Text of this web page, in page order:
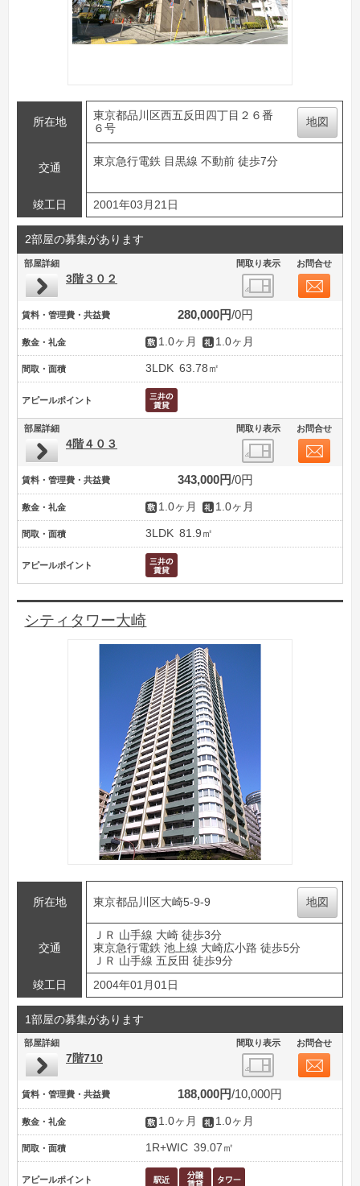
所在地
東京都品川区西五反田四丁目２６番
６号
地図
交通
東京急行電鉄 目黒線 不動前 徒歩7分
竣工日 2001年03月21日
2部屋の募集があります
部屋詳細 間取り表示 お問合せ
3階３０２
賃料・管理費・共益費 280,000円 0円
敷金・礼金 1.0ヶ月 1.0ヶ月
間取・面積 3LDK 63.78㎡
アピールポイント
部屋詳細 間取り表示 お問合せ
4階４０３
賃料・管理費・共益費 343,000円 0円
敷金・礼金 1.0ヶ月 1.0ヶ月
間取・面積 3LDK 81.9㎡
アピールポイント
シティタワー大崎
所在地 東京都品川区大崎5-9-9 地図
交通
ＪＲ 山手線 大崎 徒歩3分
東京急行電鉄 池上線 大崎広小路 徒歩5分
ＪＲ 山手線 五反田 徒歩9分
竣工日
2004年01月01日
1部屋の募集があります
部屋詳細 間取り表示 お問合せ
7階710
賃料・管理費・共益費 188,000円 10,000円
敷金・礼金 1.0ヶ月 1.0ヶ月
間取・面積 1R+WIC 39.07㎡
アピールポイント